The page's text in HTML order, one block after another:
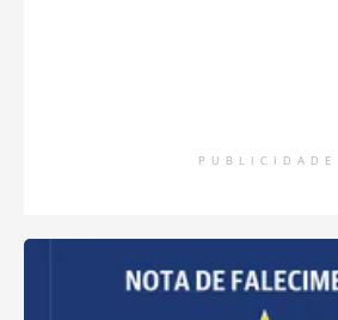
PUBLICIDADE